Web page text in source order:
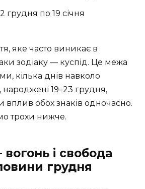
грудня по 19 січня
яке часто виникає в
зодіаку — куспід. Це межа
кілька днів навколо
19–23 грудня,
вплив обох знаків одночасно.
трохи нижче.
і свобода
грудня